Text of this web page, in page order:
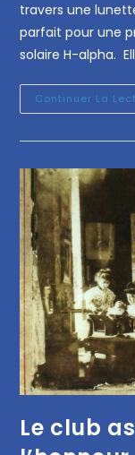
travers une
parfait pour une
solaire H-alpha.
Continuer La
Le club